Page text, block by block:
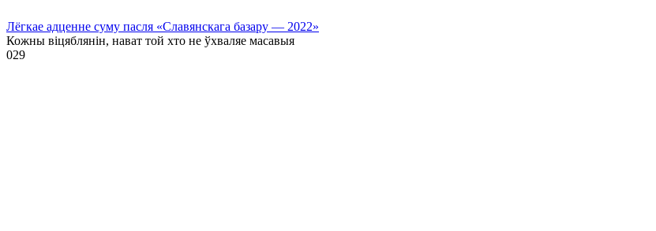
Лёгкае адценне суму пасля «Славянскага базару — 2022»
Кожны віцяблянін, нават той хто не ўхваляе масавыя
029